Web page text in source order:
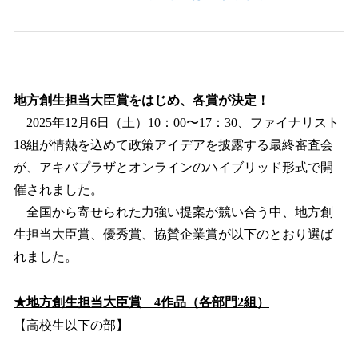
地方創生担当大臣賞をはじめ、各賞が決定！
2025年12月6日（土）10：00〜17：30、ファイナリスト
18組が情熱を込めて政策アイデアを披露する最終審査会
が、アキバプラザとオンラインのハイブリッド形式で開
催されました。
全国から寄せられた力強い提案が競い合う中、地方創
生担当大臣賞、優秀賞、協賛企業賞が以下のとおり選ば
れました。
★地方創生担当大臣賞 4作品（各部門2組）
【高校生以下の部】